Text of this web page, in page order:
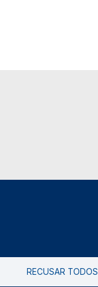
principal
RECUSAR TODOS